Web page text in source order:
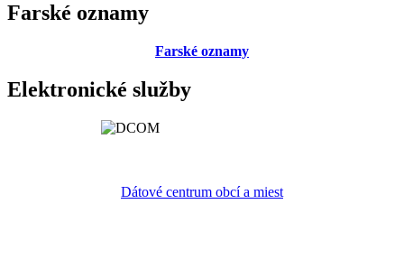
Farské oznamy
Farské oznamy
Elektronické služby
Dátové centrum obcí a miest